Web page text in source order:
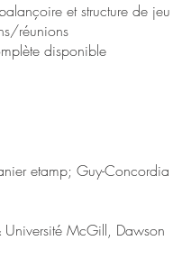
et structure de jeu
réunions
disponible
etamp; Guy-Concordia
McGill, Dawson